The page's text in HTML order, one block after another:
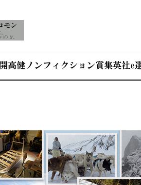
開高健ノンフィクション賞集英社e